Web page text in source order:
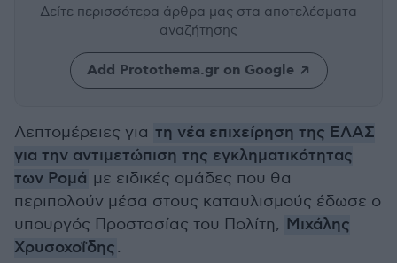
Δείτε περισσότερα άρθρα μας στα αποτελέσματα
αναζήτησης
Add Protothema.gr on Google
Λεπτομέρειες για τη νέα επιχείρηση της ΕΛΑΣ
για την αντιμετώπιση της εγκληματικότητας
των Ρομά με ειδικές ομάδες που θα
περιπολούν μέσα στους καταυλισμούς έδωσε ο
υπουργός Προστασίας του Πολίτη, Μιχάλης
Χρυσοχοΐδης.